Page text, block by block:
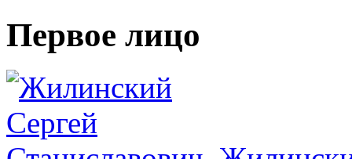
Первое лицо